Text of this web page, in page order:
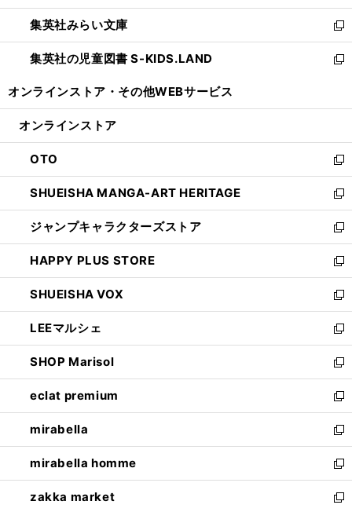
開
く
ウ
で
開
く
ン
ド
ウ
で
ウ
ィ
ン
ド
開
集英社みらい文庫
新
し
い
ン
ウ
で
開
く
集英社の児童図書 S-KIDS.LAND
新
ウ
ン
ド
ウ
で
開
く
オンラインストア・ その他WEBサービス
オンラインストア
OTO
新
し
い
ウ
ィ
ン
ド
ウ
で
開
く
SHUEISHA MANGA-ART HERITAGE
新
し
い
ウ
ィ
ン
ド
ウ
で
開
く
ジャンプキャラクターズストア
新
し
い
ウ
ィ
ン
ド
ウ
で
開
く
HAPPY PLUS STORE
新
し
い
ウ
ィ
ン
ド
ウ
で
開
く
SHUEISHA VOX
新
し
い
ウ
ィ
ン
ド
ウ
で
開
く
LEEマルシェ
新
し
い
ウ
ィ
ン
ド
ウ
で
開
く
SHOP Marisol
新
し
い
ウ
ィ
ン
ド
ウ
で
eclat premium
新
し
い
ウ
ィ
ン
ド
mirabella
新
し
い
ウ
ィ
mirabella homme
新
し
い
zakka market
新